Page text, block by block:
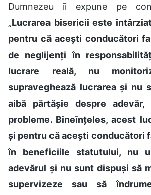
Dumnezeu îi expune pe
„Lucrarea bisericii este
pentru că acești conducători
de neglijenți în
lucrare reală, nu
supraveghează lucrarea și nu
aibă părtășie despre
probleme. Bineînțeles, acest
și pentru că acești conducători
în beneficiile statutului, nu
adevărul și nu sunt dispuși să
supervizeze sau să